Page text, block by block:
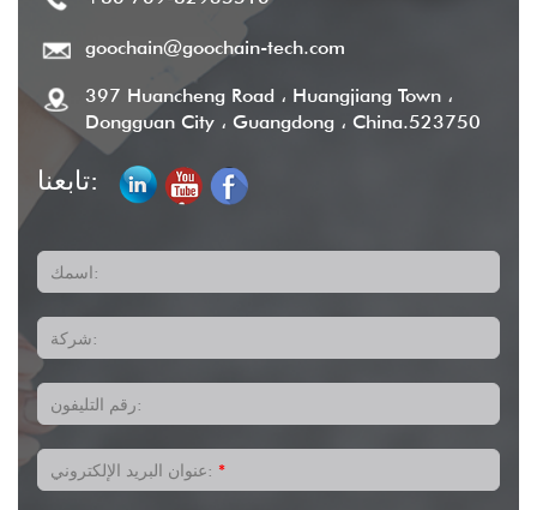
goochain@goochain-tech.com
397 Huancheng Road ، Huangjiang Town ،
Dongguan City ، Guangdong ، China.523750
تابعنا:
اسمك:
شركة:
رقم التليفون:
عنوان البريد الإلكتروني: *